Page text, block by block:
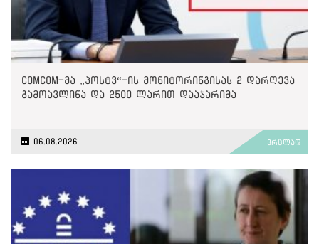
ComCom-მა „პოსტვ“-ის მონიტორინგისას 2 დარღევა
გამოავლინა და 2500 ლარით დააჯარიმა
06.08.2026 ვრცლად